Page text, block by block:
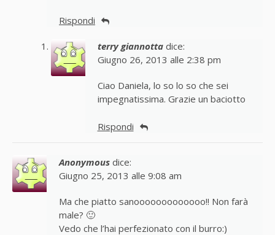
Rispondi
terry giannotta dice:
Giugno 26, 2013 alle 2:38 pm
Ciao Daniela, lo so lo so che sei
impegnatissima. Grazie un baciotto
Rispondi
Anonymous dice:
Giugno 25, 2013 alle 9:08 am
Ma che piatto sanooooooooooooo!! Non farà
male? 🙂
Vedo che l’hai perfezionato con il burro:)